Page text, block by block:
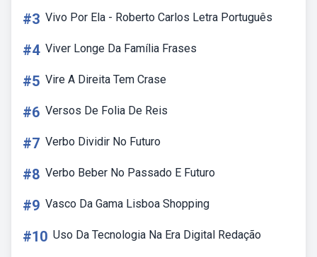
#3 Vivo Por Ela - Roberto Carlos Letra Português
#4 Viver Longe Da Família Frases
#5 Vire A Direita Tem Crase
#6 Versos De Folia De Reis
#7 Verbo Dividir No Futuro
#8 Verbo Beber No Passado E Futuro
#9 Vasco Da Gama Lisboa Shopping
#10 Uso Da Tecnologia Na Era Digital Redação